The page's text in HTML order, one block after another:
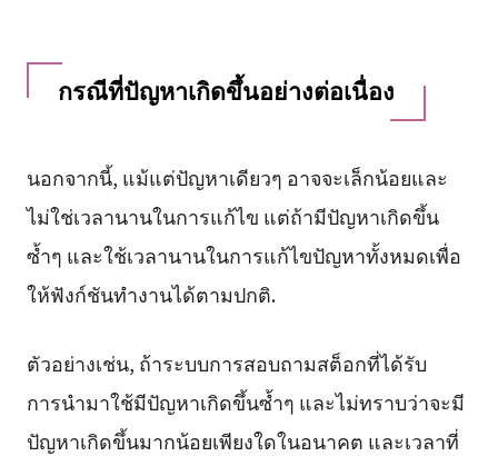
กรณีที่ปัญหาเกิดขึ้นอย่างต่อเนื่อง
นอกจากนี้, แม้แต่ปัญหาเดียวๆ อาจจะเล็กน้อยและ
ไม่ใช่เวลานานในการแก้ไข แต่ถ้ามีปัญหาเกิดขึ้น
ซ้ำๆ และใช้เวลานานในการแก้ไขปัญหาทั้งหมดเพื่อ
ให้ฟังก์ชันทำงานได้ตามปกติ.
ตัวอย่างเช่น, ถ้าระบบการสอบถามสต็อกที่ได้รับ
การนำมาใช้มีปัญหาเกิดขึ้นซ้ำๆ และไม่ทราบว่าจะมี
ปัญหาเกิดขึ้นมากน้อยเพียงใดในอนาคต และเวลาที่